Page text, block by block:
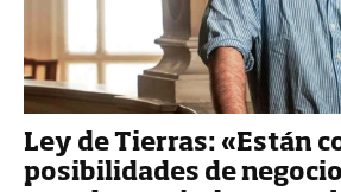
Ley de Tierras: «Están
posibilidades de